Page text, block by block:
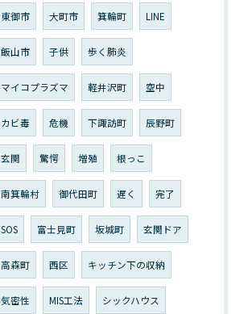
東御市 大町市 箕輪町 LINE
飯山市 子供 歩く肺炎
マイコプラズマ 軽井沢町 空中
カビ毒 危機 下諏訪町 辰野町
玄関 驚愕 増殖 根っこ
南箕輪村 御代田町 遅く 完了
SOS 富士見町 坂城町 玄関ドア
高森町 西区 キッチン下の収納
気密性 MIS工法 シックハウス